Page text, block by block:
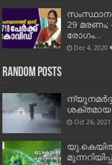
29
രോഗം…
Dec 4, 2020
Random Posts
Oct 26, 2021
യു.കെയില്‍